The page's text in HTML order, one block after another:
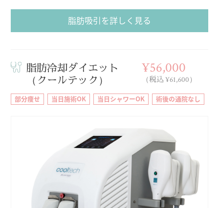
脂肪吸引を詳しく見る
脂肪冷却ダイエット
（クールテック）
¥56,000
（税込 ¥61,600）
部分痩せ 当日施術OK 当日シャワーOK 術後の通院なし